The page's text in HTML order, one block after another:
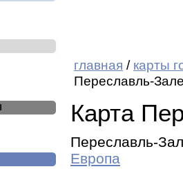
главная / карты
Переславль-
Карта
Переславль-
Европа